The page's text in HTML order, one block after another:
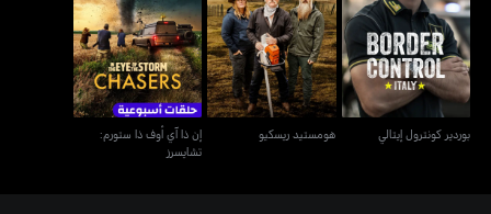
بوردير كونترول إيتالي
بوردير كونترول إيتالي
هومستيد ريسكيو
هومستيد ريسكيو
إن ذا آي أوف ذا ستورم:
تشايسرز
إن ذا آي أوف ذا ستورم:
تشايسرز